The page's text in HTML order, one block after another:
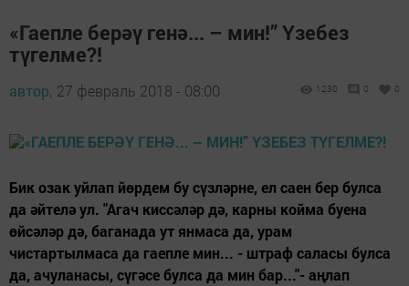
«Гаепле берәү генә... – мин!” Үзебез
түгелме?!
автор, 27 февраль 2018 - 08:00 1230 0 0
Бик озак уйлап йөрдем бу сүзләрне, ел саен бер булса
да әйтелә ул. "Агач киссәләр дә, карны койма буена
өйсәләр дә, баганада ут янмаса да, урам
чистартылмаса да гаепле мин... - штраф саласы булса
да, ачуланасы, сүгәсе булса да мин бар..."- аңлап